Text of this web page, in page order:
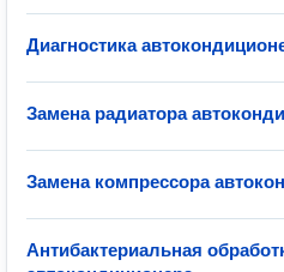
Диагностика
Замена радиатора
Замена компрессора
Антибактериальная